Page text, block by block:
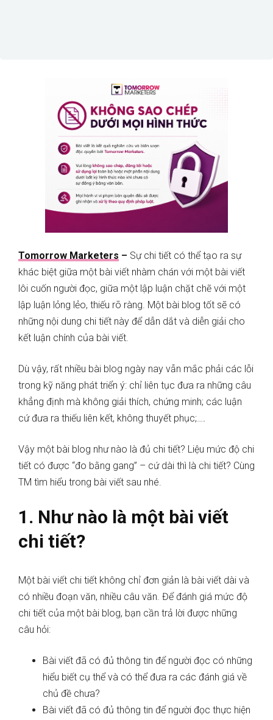
Tomorrow Marketers – Sự chi tiết có thể tạo ra sự
khác biệt giữa một bài viết nhàm chán với một bài viết
lôi cuốn người đọc, giữa một lập luận chặt chẽ với một
lập luận lỏng lẻo, thiếu rõ ràng. Một bài blog tốt sẽ có
những nội dung chi tiết này để dẫn dắt và diễn giải cho
kết luận chính của bài viết.
Dù vậy, rất nhiều bài blog ngày nay vẫn mắc phải các lỗi
trong kỹ năng phát triển ý: chỉ liên tục đưa ra những câu
khẳng định mà không giải thích, chứng minh; các luận
cứ đưa ra thiếu liên kết, không thuyết phục;….
Vậy một bài blog như nào là đủ chi tiết? Liệu mức độ chi
tiết có được “đo bằng gang” – cứ dài thì là chi tiết? Cùng
TM tìm hiểu trong bài viết sau nhé.
1. Như nào là một bài viết
chi tiết?
Một bài viết chi tiết không chỉ đơn giản là bài viết dài và
có nhiều đoạn văn, nhiều câu văn. Để đánh giá mức độ
chi tiết của một bài blog, bạn cần trả lời được những
câu hỏi:
Bài viết đã có đủ thông tin để người đọc có những
hiểu biết cụ thể và có thể đưa ra các đánh giá về
chủ đề chưa?
Bài viết đã có đủ thông tin để người đọc thực hiện